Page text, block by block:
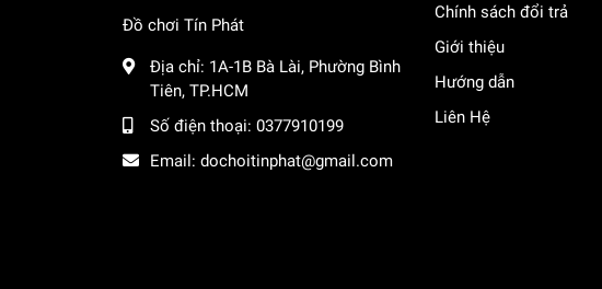
Đồ chơi Tín Phát
Địa chỉ: 1A-1B Bà Lài, Phường Bình
Tiên, TP.HCM
Số điện thoại: 0377910199
Email: dochoitinphat@gmail.com
Chính sách đổi trả
Giới thiệu
Hướng dẫn
Liên Hệ